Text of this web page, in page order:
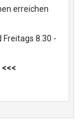
erreichen
Freitags 8.30 -